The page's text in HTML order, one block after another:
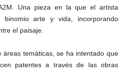
Una pieza en la que el artista
binomio arte y vida, incorporando
el paisaje.
áreas temáticas, se ha intentado que
patentes a través de las obras